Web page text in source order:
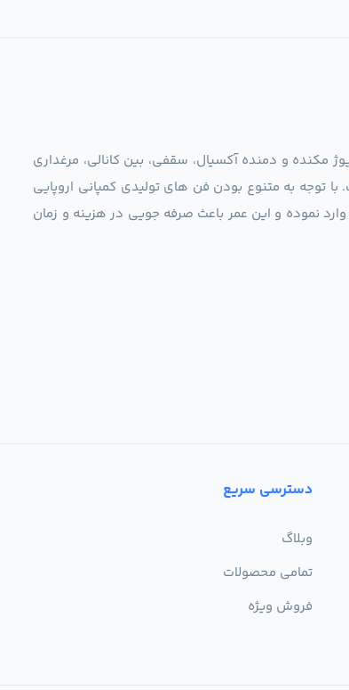
مکنده و دمنده آکسیال، سقفی، بین کانالی، مرغداری
توجه به متنوع بودن فن های تولیدی کمپانی اروپایی
نظر دارد کالاهای تخصصی شما عزیزان رو در صرف 13هفته وارد نموده و این عمر باعث صرفه جویی در هزینه و زمان
دسترسی سریع
وبلاگ
تمامی محصولات
فروش ویژه